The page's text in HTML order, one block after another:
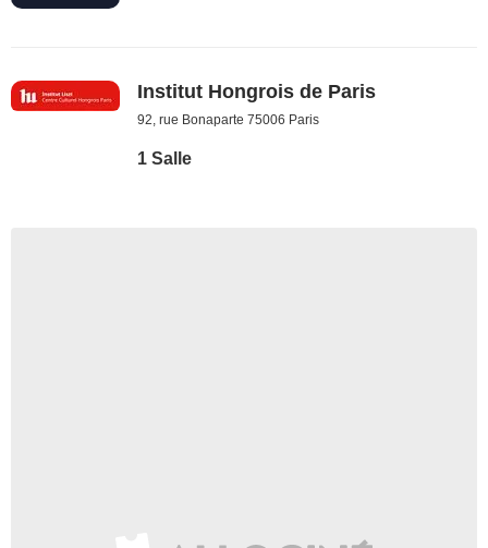
Institut Hongrois de Paris
92, rue Bonaparte 75006 Paris
1 Salle